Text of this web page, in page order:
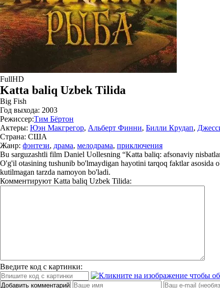
FullHD
Katta baliq Uzbek Tilida
Big Fish
Год выхода: 2003
Режиссер:Тим Бёртон
Актеры: Юэн Макгрегор, Альберт Финни, Билли Крудап,
Страна: США
Жанр: фэнтези, драма, мелодрама, приключения
Bu sarguzashtli film Daniel Uollesning “Katta baliq: afsonaviy
O'g'il otasining tushunib bo'lmaydigan hayotini tarqoq faktlar asosida
kutilmagan tarzda namoyon bo'ladi.
Комментируют Katta baliq Uzbek Tilida:
Введите код с картинки:
Добавить комментарий